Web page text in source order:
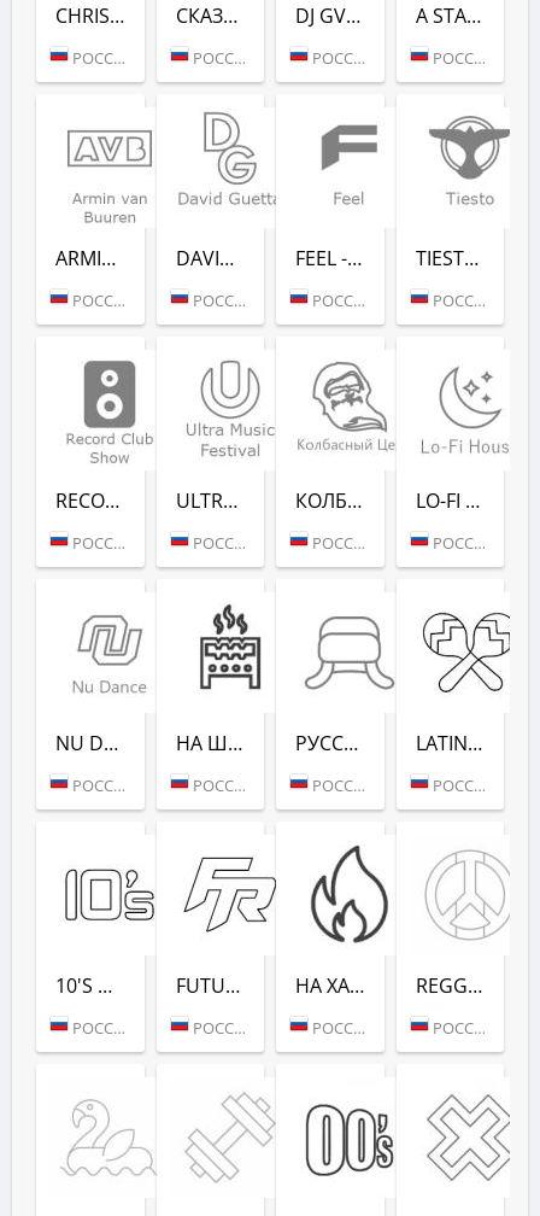
CHRISTMAS CHILL (РАДИО РЕКОРД)
РОССИЯ (МОСКВА)
СКАЗ­КИ MC V (РАДИО РЕКОРД)
РОССИЯ (МОСКВА)
DJ GVOZD - RADIO RECORD
РОССИЯ (МОСКВА)
A STATE OF TRANCE - RADIO RECORD
РОССИЯ (МОСКВА)
ARMIN VAN BUUREN - RADIO RECORD
РОССИЯ (МОСКВА)
DAVID GUETTA - RADIO RECORD
РОССИЯ (МОСКВА)
FEEL - RADIO RECORD
РОССИЯ (МОСКВА)
TIESTO - RADIO RECORD
РОССИЯ (МОСКВА)
RECORD CLUB SHOW - RADIO RECORD
РОССИЯ (МОСКВА)
ULTRA MUSIC FESTIVAL - РАДИО РЕКОРД
РОССИЯ (МОСКВА)
КОЛБАСНЫЙ ЦЕХ (РАДИО РЕКОРД)
РОССИЯ (МОСКВА)
LO-FI HOUSE (РАДИО РЕКОРД)
РОССИЯ (МОСКВА)
NU DANCE (РАДИО РЕКОРД)
РОССИЯ (МОСКВА)
НА ШАШЛЫКИ (РАДИО РЕКОРД)
РОССИЯ (САНКТ-ПЕТЕРБУРГ)
РУССКАЯ ЗИМА (РАДИО РЕКОРД)
РОССИЯ (МОСКВА)
LATINA DANCE (РАДИО РЕКОРД)
РОССИЯ (МОСКВА)
10'S DANCE (РАДИО РЕКОРД)
РОССИЯ (МОСКВА)
FUTURE RAVE (РАДИО РЕКОРД)
РОССИЯ (МОСКВА)
НА ХАЙПЕ (РАДИО РЕКОРД)
РОССИЯ (МОСКВА)
REGGAE - РАДИО РЕКОРД
РОССИЯ (МОСКВА)